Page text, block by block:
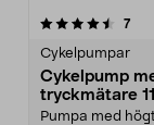
7
Cykelpumpar
Cykelpump
tryckmätare
Pumpa med
4.0 av 5